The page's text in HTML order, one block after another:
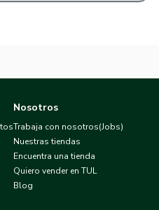
Nosotros
Trabaja con nosotros(Jobs)
Nuestras tiendas
Encuentra una tienda
Quiero vender en TUL
Blog